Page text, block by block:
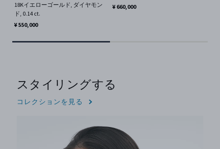
18Kイエローゴールド, ダイヤモン
ド, 0.14 ct.
¥ 550,000
¥ 660,000
スタイリングする
コレクションを見る